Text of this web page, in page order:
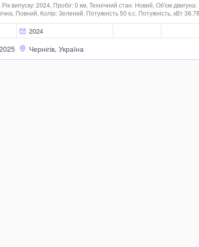
випуску: 2024, Пробіг: 0 км, Технічний стан: Новий, Об'єм двигуна:
Повний, Колір: Зелений. Потужність 50 к.с. Потужність, кВт
колінчастого валу двигуна, об/хв 2300 Об'єм системи
2024
Чернігів, Україна